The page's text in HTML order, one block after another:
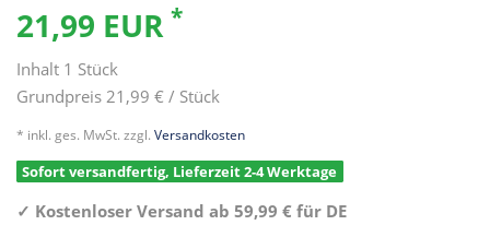
21,99 EUR *
Inhalt 1 Stück
Grundpreis21,99 € / Stück
* inkl. ges. MwSt. zzgl. Versandkosten
Sofort versandfertig, Lieferzeit 2-4 Werktage
✓ Kostenloser Versand ab 59,99 € für DE